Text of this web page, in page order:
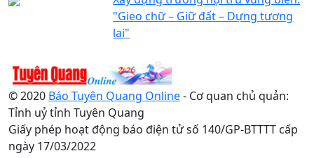
"Gieo chữ – Giữ đất – Dựng tương
lai"
© 2020 Báo Tuyên Quang Online- Cơ quan chủ quản:
Tỉnh uỷ tỉnh Tuyên Quang
Giấy phép hoạt động báo điện tử số 140/GP-BTTTT cấp
ngày 17/03/2022